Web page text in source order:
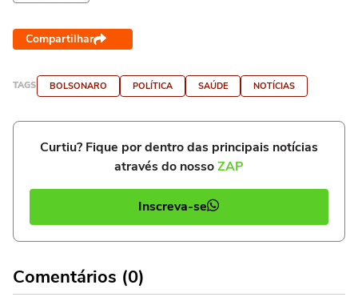
Compartilhar
TAGS BOLSONARO POLÍTICA SAÚDE NOTÍCIAS
Curtiu? Fique por dentro das principais notícias
através do nossoZAP
Inscreva-se
Comentários (0)